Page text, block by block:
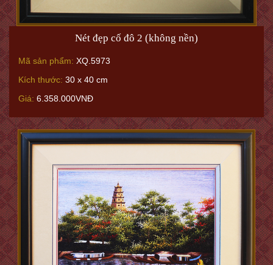
Nét đẹp cố đô 2 (không nền)
Mã sản phẩm: XQ.5973
Kích thước: 30 x 40 cm
Giá: 6.358.000VNĐ